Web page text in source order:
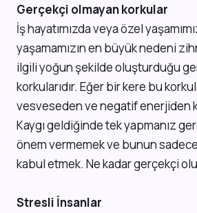
Gerçekçi olmayan korkular
İş hayatımızda veya özel
yaşamamızın en büyük nedeni
ilgili yoğun şekilde oluşturduğu
korkularıdır. Eğer bir kere bu
vesveseden ve negatif enerjiden
Kaygı geldiğinde tek yapmanız
önem vermemek ve bunun
kabul etmek. Ne kadar gerçekçi
Stresli İnsanlar